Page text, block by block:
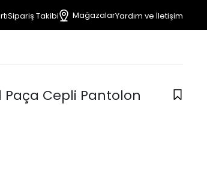
Sipariş Takibi MağazalarYardım ve İletişim
Paça Cepli Pantolon